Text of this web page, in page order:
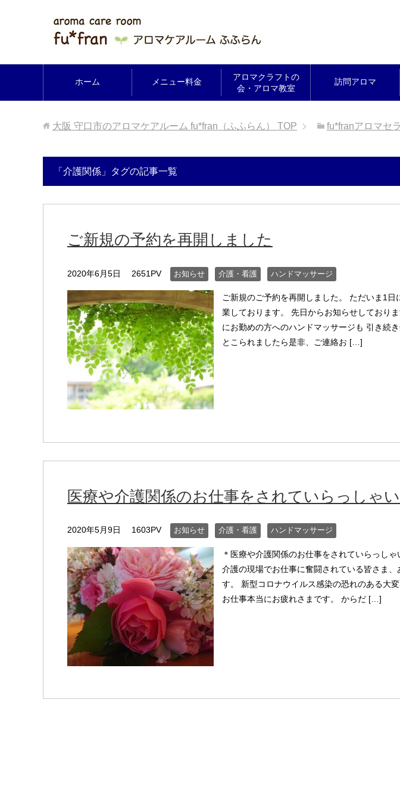
ホーム メニュー料金
アロマクラフトの
会・アロマ教室
訪問アロマ
大阪 守口市のアロマケアルーム fu*fran（ふふらん） TOP fu*franアロマセ
「介護関係」タグの記事一覧
ご新規の予約を再開しました
2020年6月5日 2651PV お知らせ 介護・看護 ハンドマッサージ
ご新規のご予約を再開しました。 ただいま1日
業しております。 先日からお知らせしており
にお勤めの方へのハンドマッサージも 引き続
とこられましたら是非、ご連絡お […]
医療や介護関係のお仕事をされていらっしゃ
2020年5月9日 1603PV お知らせ 介護・看護 ハンドマッサージ
＊医療や介護関係のお仕事をされていらっし
介護の現場でお仕事に奮闘されている皆さま、
す。 新型コロナウイルス感染の恐れのある大
お仕事本当にお疲れさまです。 からだ […]